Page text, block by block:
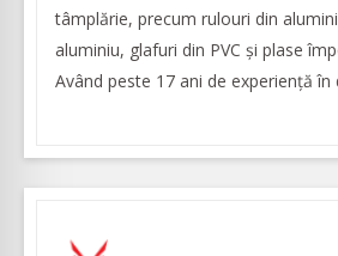
tâmplărie, precum rulouri din
aluminiu, glafuri din PVC și plase
Având peste 17 ani de experiență în